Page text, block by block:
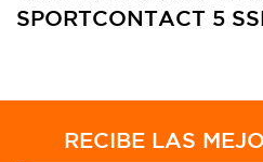
SPORTCONTACT 5
RECIBE LAS